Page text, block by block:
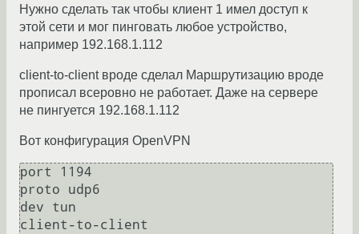
Нужно сделать так чтобы клиент 1 имел доступ к
этой сети и мог пинговать любое устройство,
например 192.168.1.112
client-to-client вроде сделал Маршрутизацию вроде
прописал всеровно не работает. Даже на сервере
не пингуется 192.168.1.112
Вот конфигурация OpenVPN
port 1194
proto udp6
dev tun
client-to-client